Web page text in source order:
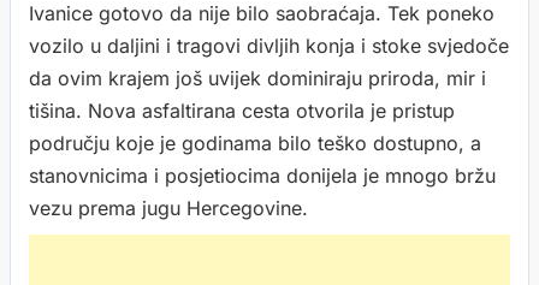
Ivanice gotovo da nije bilo saobraćaja. Tek poneko
vozilo u daljini i tragovi divljih konja i stoke svjedoče
da ovim krajem još uvijek dominiraju priroda, mir i
tišina. Nova asfaltirana cesta otvorila je pristup
području koje je godinama bilo teško dostupno, a
stanovnicima i posjetiocima donijela je mnogo bržu
vezu prema jugu Hercegovine.